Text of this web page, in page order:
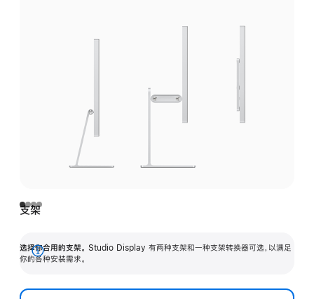
支架
选择你合用的支架。 Studio Display 有两种支架和一种支架转换器可选，以满足
你的各种安装需求。
展